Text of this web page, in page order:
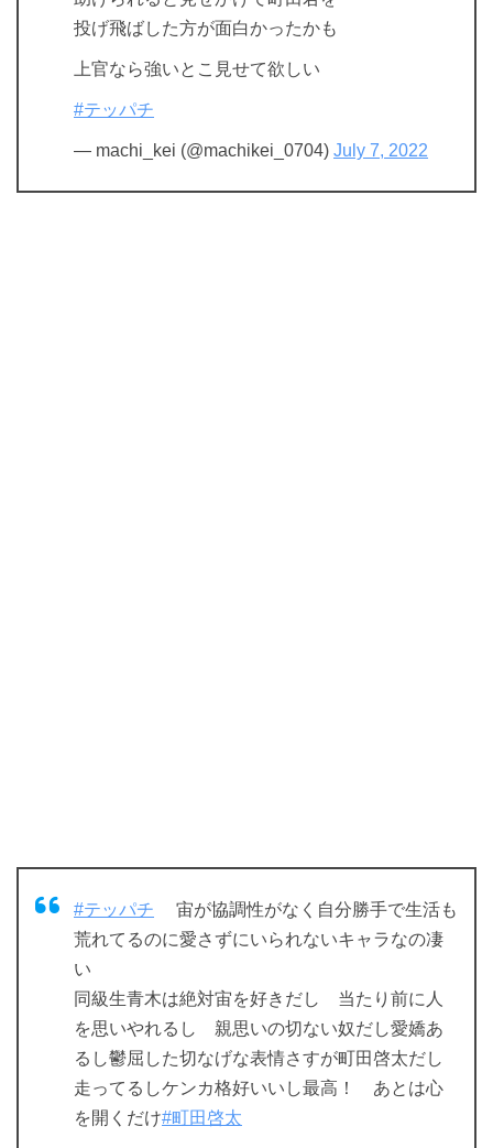
投げ飛ばした方が面白かったかも
上官なら強いとこ見せて欲しい
#テッパチ
— machi_kei (@machikei_0704) July 7, 2022
#テッパチ 宙が協調性がなく自分勝手で生活も
荒れてるのに愛さずにいられないキャラなの凄
い
同級生青木は絶対宙を好きだし 当たり前に人
を思いやれるし 親思いの切ない奴だし愛嬌あ
るし鬱屈した切なげな表情さすが町田啓太だし
走ってるしケンカ格好いいし最高！ あとは心
を開くだけ#町田啓太